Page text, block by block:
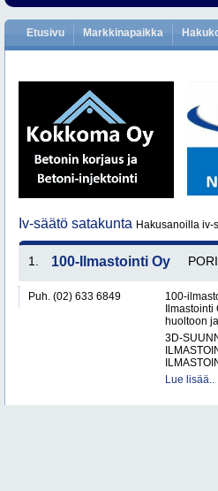
Etusivu Markkinapaikka
Iv-säätö satakunta Hakusanoilla iv-
1. 100-Ilmastointi Oy PORI
Puh. (02) 633 6849
100-
huoltoon
3D-
Lue lisää..